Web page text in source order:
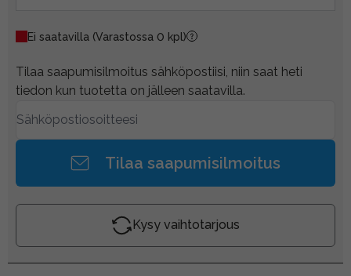
Ei saatavilla (Varastossa 0 kpl)
Tilaa saapumisilmoitus sähköpostiisi, niin saat heti
tiedon kun tuotetta on jälleen saatavilla.
Tilaa saapumisilmoitus
Kysy vaihtotarjous